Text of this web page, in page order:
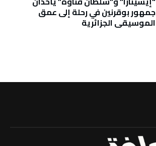
جمهور بوقرنين في رحلة إلى عمق
الموسيقى الجزائرية